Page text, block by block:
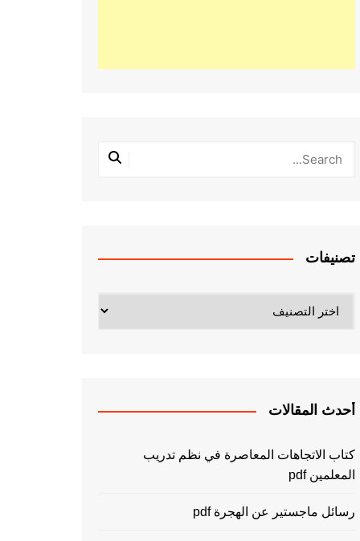
تصنيفات
أحدث المقالات
كتاب الاتجاهات المعاصرة في نظم تدريب
المعلمين pdf
رسائل ماجستير عن الهجرة pdf